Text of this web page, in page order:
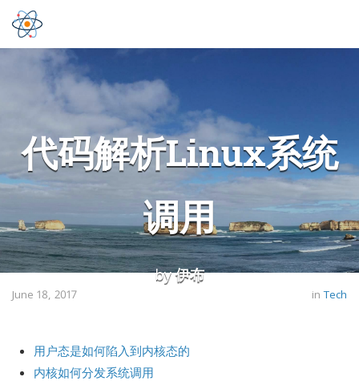
代码解析Linux系统
调用
by伊布
June 18, 2017 inTech
用户态是如何陷入到内核态的
内核如何分发系统调用